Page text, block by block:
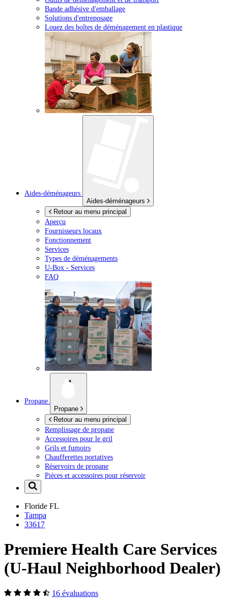
Bande adhésive d'emballage
Solutions d'entreposage
Louez des boîtes de déménagement en plastique
Aides-déménageurs
Aides-déménageurs
Retour au menu principal
Aperçu
Fournisseurs locaux
Fonctionnement
Services
Types de déménagements
U-Box - Services
FAQ
Propane
Propane
Retour au menu principal
Remplissage de propane
Accessoires pour le gril
Grils et fumoirs
Chaufferettes portatives
Réservoirs de propane
Pièces et accessoires pour réservoir
Floride FL
Tampa
33617
Premiere Health Care Services
(U-Haul Neighborhood Dealer)
16 évaluations